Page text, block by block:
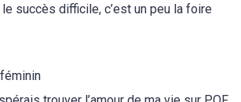
succès difficile, c’est un peu la foire